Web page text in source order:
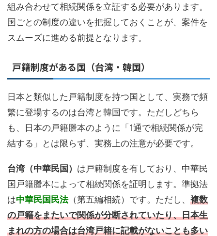
組み合わせて相続関係を立証する必要があります。
国ごとの制度の違いを把握しておくことが、案件を
スムーズに進める前提となります。
戸籍制度がある国（台湾・韓国）
日本と類似した戸籍制度を持つ国として、実務で頻
繁に登場するのは台湾と韓国です。ただしどちら
も、日本の戸籍謄本のように「1通で相続関係が完
結する」とは限らず、実務上の注意が必要です。
台湾（中華民国） は戸籍制度を有しており、中華民
国戸籍謄本によって相続関係を証明します。準拠法
は中華民国民法（第五編相続）です。ただし、 複数
の戸籍をまたいで関係が分断されていたり、日本生
まれの方の場合は台湾戸籍に記載がないことも多い